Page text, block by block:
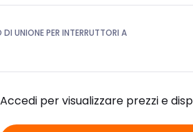
UNIONE PER INTERRUTTORI A
Accedi per visualizzare prezzi e